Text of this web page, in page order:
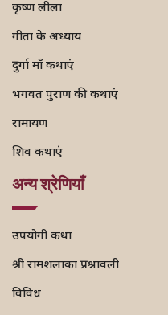
कृष्ण लीला
गीता के अध्याय
दुर्गा माँ कथाएं
भगवत पुराण की कथाएं
रामायण
शिव कथाएं
अन्य श्रेणियाँ
उपयोगी कथा
श्री रामशलाका प्रश्नावली
विविध